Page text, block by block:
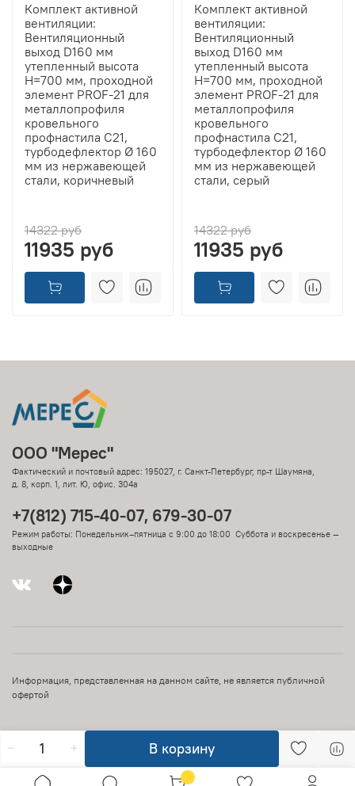
В корзину
Комплект активной
вентиляции:
Вентиляционный
выход D160 мм
утепленный высота
H=700 мм, проходной
элемент PROF-21 для
металлопрофиля
кровельного
профнастила С21,
турбодефлектор Ø 160
мм из нержавеющей
стали, коричневый
14322 руб
11935 руб
Комплект активной
вентиляции:
Вентиляционный
выход D160 мм
утепленный высота
H=700 мм, проходной
элемент PROF-21 для
металлопрофиля
кровельного
профнастила С21,
турбодефлектор Ø 160
мм из нержавеющей
стали, серый
14322 руб
11935 руб
ООО "Мерес"
Фактический и почтовый адрес: 195027, г. Санкт-Петербург, пр-т Шаумяна,
д. 8, корп. 1, лит. Ю, офис. 304а
+7(812) 715-40-07, 679-30-07
Режим работы: Понедельник–пятница с 9:00 до 18:00 Суббота и воскресенье —
выходные
Информация, представленная на данном сайте, не является публичной
офертой